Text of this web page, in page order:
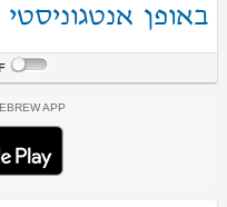
באופן אנטגוניסטי
App